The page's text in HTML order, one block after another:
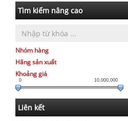
Tìm kiếm nâng cao
Nhóm hàng
Hãng sản xuất
Khoảng giá
0 10,000,000
Liên kết